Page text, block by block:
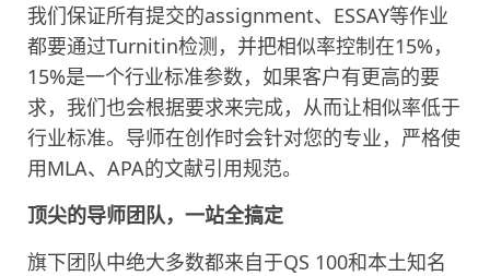
我们保证所有提交的assignment、ESSAY等作业
都要通过Turnitin检测，并把相似率控制在15%，
15%是一个行业标准参数，如果客户有更高的要
求，我们也会根据要求来完成，从而让相似率低于
行业标准。导师在创作时会针对您的专业，严格使
用MLA、APA的文献引用规范。
顶尖的导师团队，一站全搞定
旗下团队中绝大多数都来自于QS 100和本土知名